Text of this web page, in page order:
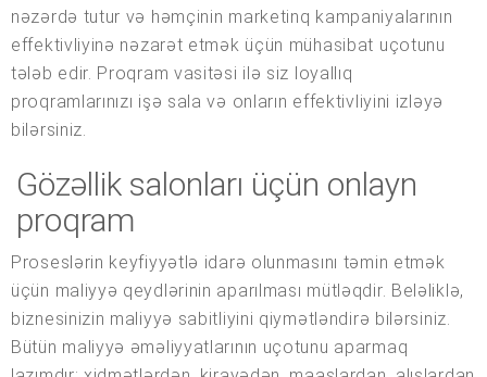
nəzərdə tutur və həmçinin marketinq kampaniyalarının
effektivliyinə nəzarət etmək üçün mühasibat uçotunu
tələb edir. Proqram vasitəsi ilə siz loyallıq
proqramlarınızı işə sala və onların effektivliyini izləyə
bilərsiniz.
Gözəllik salonları üçün onlayn
proqram
Proseslərin keyfiyyətlə idarə olunmasını təmin etmək
üçün maliyyə qeydlərinin aparılması mütləqdir. Beləliklə,
biznesinizin maliyyə sabitliyini qiymətləndirə bilərsiniz.
Bütün maliyyə əməliyyatlarının uçotunu aparmaq